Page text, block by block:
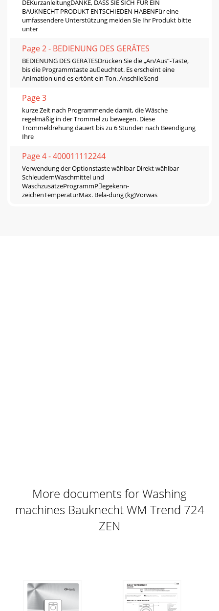
DEKurzanleitungDANKE, DASS SIE SICH FÜR EIN
BAUKNECHT PRODUKT ENTSCHIEDEN HABENFür eine
umfassendere Unterstützung melden Sie Ihr Produkt bitte
unter
Page 2 - BEDIENUNG DES GERÄTES
BEDIENUNG DES GERÄTESDrücken Sie die „An/Aus“-Taste,
bis die Programmtaste aueuchtet. Es erscheint eine
Animation und es ertönt ein Ton. Anschließend
Page 3
kurze Zeit nach Programmende damit, die Wäsche
regelmäßig in der Trommel zu bewegen. Diese
Trommeldrehung dauert bis zu 6 Stunden nach Beendigung
Ihre
Page 4 - 400011112244
Verwendung der Optionstaste wählbar Direkt wählbar
SchleudernWaschmittel und
WaschzusätzeProgrammPegekenn-
zeichenTemperaturMax. Bela-dung (kg)Vorwäs
More documents for Washing
machines Bauknecht WM Trend 724
ZEN